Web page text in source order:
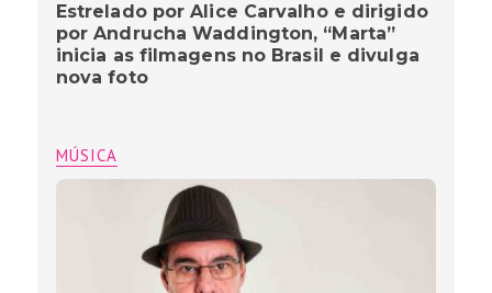
Estrelado por Alice Carvalho e dirigido
por Andrucha Waddington, “Marta”
inicia as filmagens no Brasil e divulga
nova foto
MÚSICA